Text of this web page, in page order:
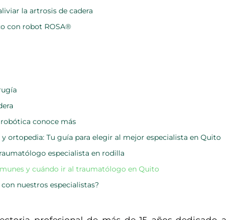
la artrosis de cadera
con robot ROSA®
conoce más
ortopedia: Tu guía para elegir al mejor especialista en Quito
especialista en rodilla
y cuándo ir al traumatólogo en Quito
nuestros especialistas?